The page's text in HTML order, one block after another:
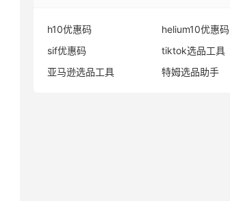
h10优惠码
helium10优惠码
sif优惠码
tiktok选品工具
亚马逊选品工具
特姆选品助手